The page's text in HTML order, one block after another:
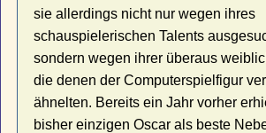
sie allerdings nicht nur wegen ihres
schauspielerischen Talents
sondern wegen ihrer überaus
die denen der Computerspielfigur
ähnelten. Bereits ein Jahr vorher
bisher einzigen Oscar als beste